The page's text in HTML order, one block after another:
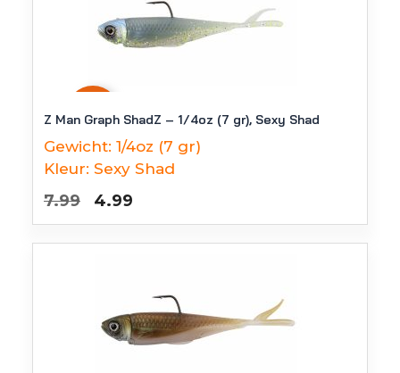
38
Z Man Graph ShadZ – 1/4oz (7 gr), Sexy Shad
Gewicht: 1/4oz (7 gr)
Kleur: Sexy Shad
7.99
Oorspronkelijke
prijs
was:
4.99
prijs
is: